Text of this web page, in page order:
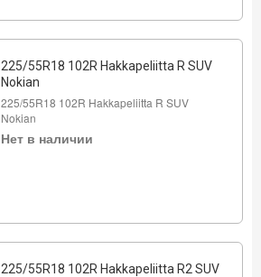
225/55R18 102R Hakkapeliitta R SUV
Nokian
225/55R18 102R Hakkapeliitta R SUV
Nokian
Нет в наличии
225/55R18 102R Hakkapeliitta R2 SUV